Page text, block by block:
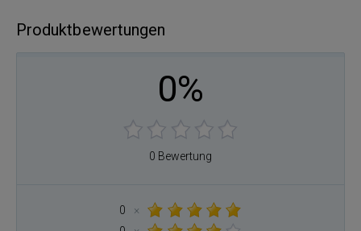
Produktbewertungen
0%
0 Bewertung
0
×